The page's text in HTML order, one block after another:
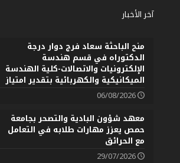
آخر الأخبار
منح الباحثة سعاد فرج دوار درجة
الدكتوراه في قسم هندسة
الإلكترونيات والاتصالات-كلية الهندسة
الميكانيكية والكهربائية بتقدير امتياز
06/08/2026
معهد شؤون البادية والتصحر بجامعة
حمص يعزز مهارات طلابه في التعامل
مع الحرائق
29/07/2026